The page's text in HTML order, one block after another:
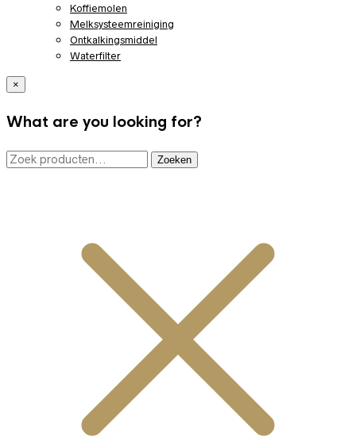
Koffiemolen
Melksysteemreiniging
Ontkalkingsmiddel
Waterfilter
×
What are you looking for?
Zoeken
Zoeken